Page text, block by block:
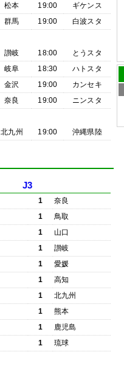
松本 19:00
ギケンス
群馬 19:00
白波スタ
讃岐 18:00
とうスタ
岐阜 18:30
ハトスタ
金沢 19:00
カンセキ
奈良 19:00
ニンスタ
北九州 19:00 沖縄県陸
J3
1
奈良
1
鳥取
1
山口
1
讃岐
1
愛媛
1
高知
1
北九州
1
熊本
1
鹿児島
1 琉球